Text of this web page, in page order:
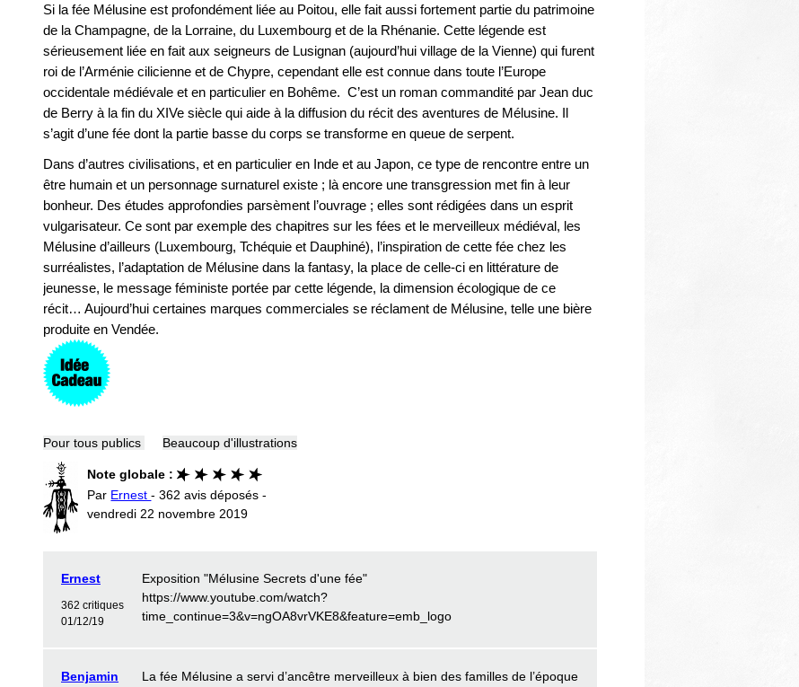
Thématiques
Si la fée Mélusine est profondément liée au Poitou, elle fait aussi fortement partie du patrimoine
de la Champagne, de la Lorraine, du Luxembourg et de la Rhénanie. Cette légende est
sérieusement liée en fait aux seigneurs de Lusignan (aujourd’hui village de la Vienne) qui furent
roi de l’Arménie cilicienne et de Chypre, cependant elle est connue dans toute l’Europe
occidentale médiévale et en particulier en Bohême. C’est un roman commandité par Jean duc
de Berry à la fin du XIVe siècle qui aide à la diffusion du récit des aventures de Mélusine. Il
s’agit d’une fée dont la partie basse du corps se transforme en queue de serpent.
Dans d’autres civilisations, et en particulier en Inde et au Japon, ce type de rencontre entre un
être humain et un personnage surnaturel existe ; là encore une transgression met fin à leur
bonheur. Des études approfondies parsèment l’ouvrage ; elles sont rédigées dans un esprit
vulgarisateur. Ce sont par exemple des chapitres sur les fées et le merveilleux médiéval, les
Mélusine d’ailleurs (Luxembourg, Tchéquie et Dauphiné), l’inspiration de cette fée chez les
surréalistes, l’adaptation de Mélusine dans la fantasy, la place de celle-ci en littérature de
jeunesse, le message féministe portée par cette légende, la dimension écologique de ce
récit… Aujourd’hui certaines marques commerciales se réclament de Mélusine, telle une bière
produite en Vendée.
Pour tous publics Beaucoup d'illustrations
Note globale :
Par Ernest- 362 avis déposés -
vendredi 22 novembre 2019
Ernest
362 critiques
01/12/19
Exposition "Mélusine Secrets d'une fée"
https://www.youtube.com/watch?
time_continue=3&v=ngOA8vrVKE8&feature=emb_logo
Benjamin
La fée Mélusine a servi d’ancêtre merveilleux à bien des familles de l’époque